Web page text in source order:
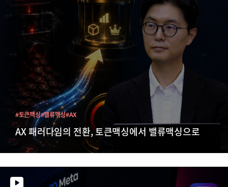
AX 패러다임의 전환, 토큰맥싱에서 밸류맥싱으로
#토큰맥싱#밸류맥싱#AX